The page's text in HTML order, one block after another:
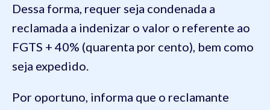
Dessa forma, requer seja condenada a
reclamada a indenizar o valor o referente ao
FGTS + 40% (quarenta por cento), bem como
seja expedido.
Por oportuno, informa que o reclamante